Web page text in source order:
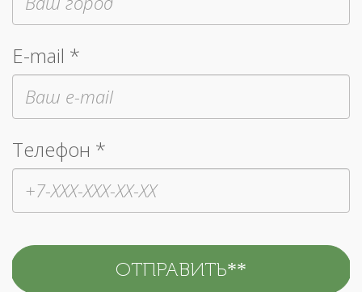
E-mail *
Телефон *